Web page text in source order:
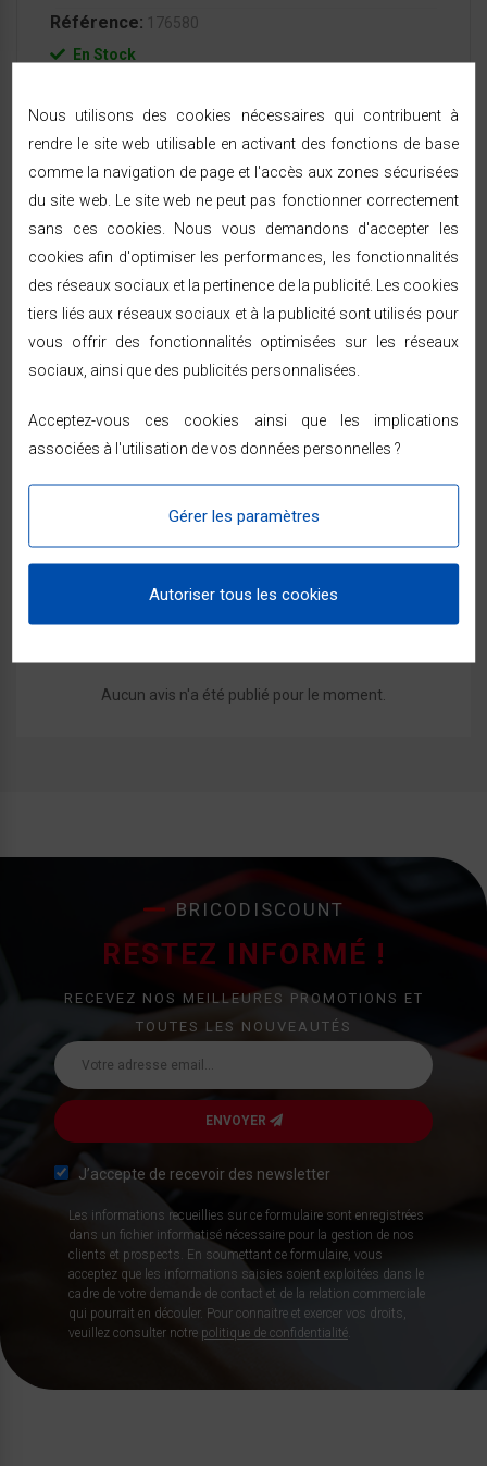
Référence: 176580
En Stock
LIVRAISON & RETOURS
Expédition sous 24/48h— livraison rapide à
domicile sous 48/72h ouvrées par Chronopost ou
Vous êtes prévenu par SMS ou e-mail à chaque
étape de l'expédition.
réception — voir les modalités dans lesconditions
générales de vente.
Aucun avis n'a été publié pour le moment.
BRICODISCOUNT
RESTEZ INFORMÉ !
RECEVEZ NOS MEILLEURES PROMOTIONS ET
TOUTES LES NOUVEAUTÉS
ENVOYER
J’accepte de recevoir des newsletter
Les informations recueillies sur ce formulaire sont enregistrées
dans un fichier informatisé nécessaire pour la gestion de nos
clients et prospects. En soumettant ce formulaire, vous
acceptez que les informations saisies soient exploitées dans le
cadre de votre demande de contact et de la relation commerciale
qui pourrait en découler. Pour connaitre et exercer vos droits,
veuillez consulter notre politique de confidentialité
Nous utilisons des cookies nécessaires qui contribuent à
rendre le site web utilisable en activant des fonctions de base
comme la navigation de page et l'accès aux zones sécurisées
du site web. Le site web ne peut pas fonctionner correctement
sans ces cookies. Nous vous demandons d'accepter les
cookies afin d'optimiser les performances, les fonctionnalités
des réseaux sociaux et la pertinence de la publicité. Les cookies
tiers liés aux réseaux sociaux et à la publicité sont utilisés pour
vous offrir des fonctionnalités optimisées sur les réseaux
sociaux, ainsi que des publicités personnalisées.
Acceptez-vous ces cookies ainsi que les implications
associées à l'utilisation de vos données personnelles ?
Gérer les paramètres
Autoriser tous les cookies